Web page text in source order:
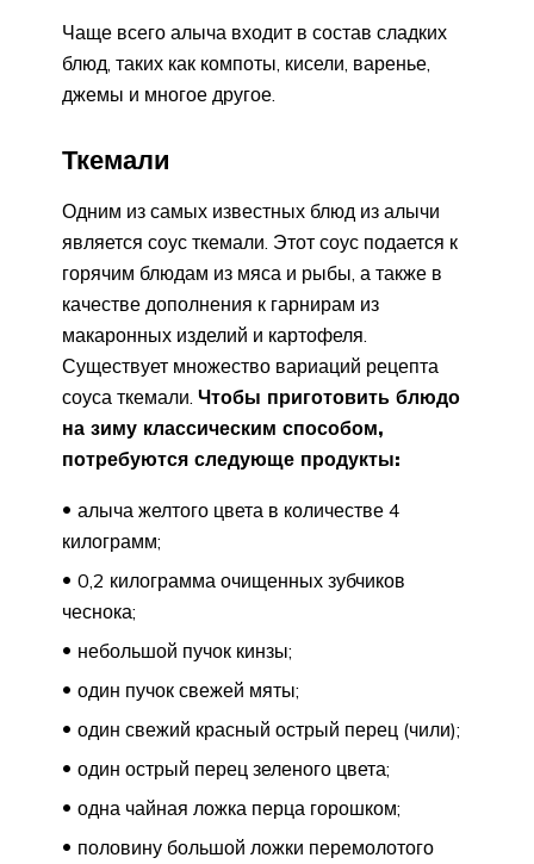
Чаще всего алыча входит в состав сладких
блюд, таких как компоты, кисели, варенье,
джемы и многое другое.
Ткемали
Одним из самых известных блюд из алычи
является соус ткемали. Этот соус подается к
горячим блюдам из мяса и рыбы, а также в
качестве дополнения к гарнирам из
макаронных изделий и картофеля.
Существует множество вариаций рецепта
соуса ткемали. Чтобы приготовить блюдо
на зиму классическим способом,
потребуются следующе продукты:
алыча желтого цвета в количестве 4
килограмм;
0,2 килограмма очищенных зубчиков
чеснока;
небольшой пучок кинзы;
один пучок свежей мяты;
один свежий красный острый перец (чили);
один острый перец зеленого цвета;
одна чайная ложка перца горошком;
половину большой ложки перемолотого